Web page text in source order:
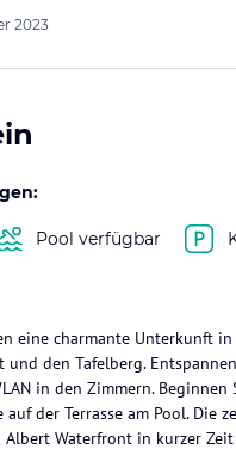
2023
Pool verfügbar
eine charmante Unterkunft
und den Tafelberg.
in den Zimmern.
auf der Terrasse am Pool. Die
Waterfront in kurzer